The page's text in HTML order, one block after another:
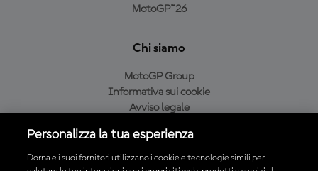
MotoGP™26
Chi siamo
MotoGP Group
Informativa sui cookie
Avviso legale
Condizioni di acquisto
Personalizza la tua esperienza
Dorna e i suoi fornitori utilizzano i cookie e tecnologie simili per